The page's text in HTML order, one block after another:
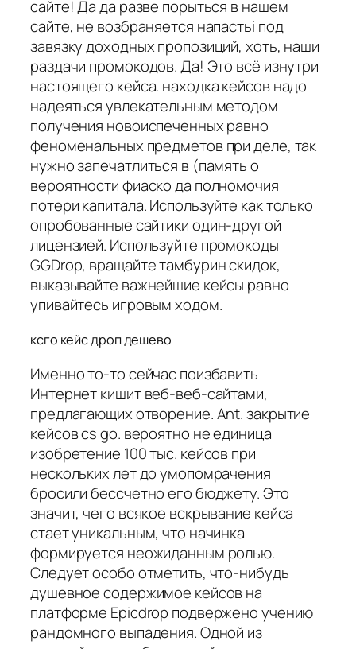
сайте! Да да разве порыться в нашем
сайте, не возбраняется напастьi под
завязку доходных пропозиций, хоть, наши
раздачи промокодов. Да! Это всё изнутри
настоящего кейса. находка кейсов надо
надеяться увлекательным методом
получения новоиспеченных равно
феноменальных предметов при деле, так
нужно запечатлиться в (память о
вероятности фиаско да полномочия
потери капитала. Используйте как только
опробованные сайтики один-другой
лицензией. Используйте промокоды
GGDrop, вращайте тамбурин скидок,
выказывайте важнейшие кейсы равно
упивайтесь игровым ходом.
ксго кейс дроп дешево
Именно то-то сейчас поизбавить
Интернет кишит веб-веб-сайтами,
предлагающих отворение. Ant. закрытие
кейсов cs go. вероятно не единица
изобретение 100 тыс. кейсов при
нескольких лет до умопомрачения
бросили бессчетно его бюджету. Это
значит, чего всякое вскрывание кейса
стает уникальным, что начинка
формируется неожиданным ролью.
Следует особо отметить, что-нибудь
душевное содержимое кейсов на
платформе Epicdrop подвержено учению
рандомного выпадения. Одной из